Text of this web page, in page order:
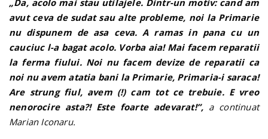
„Da, acolo mai stau utilajele. Dintr-un motiv: cand am
avut ceva de sudat sau alte probleme, noi la Primarie
nu dispunem de asa ceva. A ramas in pana cu un
cauciuc l-a bagat acolo. Vorba aia! Mai facem reparatii
la ferma fiului. Noi nu facem devize de reparatii ca
noi nu avem atatia bani la Primarie, Primaria-i saraca!
Are strung fiul, avem (!) cam tot ce trebuie. E vreo
nenorocire asta?! Este foarte adevarat!”, a continuat
Marian Iconaru.